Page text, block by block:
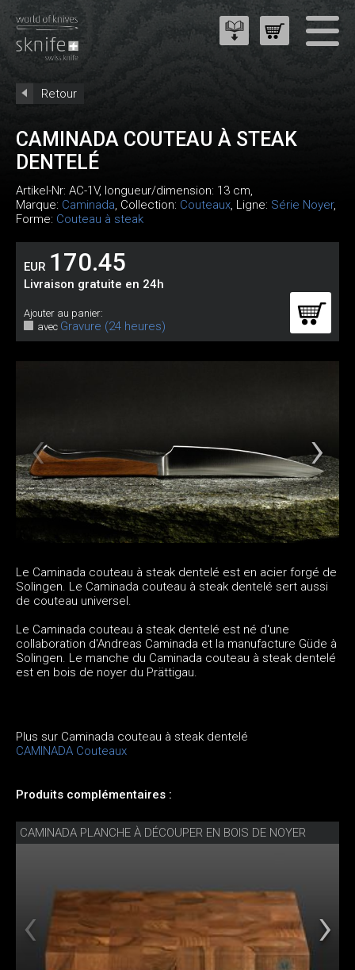
Retour
CAMINADA COUTEAU À STEAK
DENTELÉ
Artikel-Nr: AC-1V, longueur/dimension: 13 cm,
Marque: Caminada, Collection: Couteaux, Ligne: Série Noyer,
Forme: Couteau à steak
EUR 170.45
Livraison gratuite en 24h
Ajouter au panier:
avec Gravure (24 heures)
Le Caminada couteau à steak dentelé est en acier forgé de
Solingen. Le Caminada couteau à steak dentelé sert aussi
de couteau universel.
Le Caminada couteau à steak dentelé est né d'une
collaboration d'Andreas Caminada et la manufacture Güde à
Solingen. Le manche du Caminada couteau à steak dentelé
est en bois de noyer du Prättigau.
Plus sur Caminada couteau à steak dentelé
CAMINADA Couteaux
Produits complémentaires :
CAMINADA PLANCHE À DÉCOUPER EN BOIS DE NOYER